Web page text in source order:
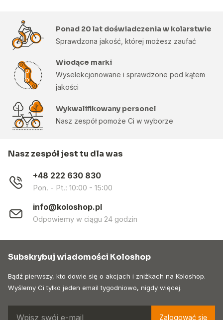
Ponad 20 lat doświadczenia w kolarstwie
Sprawdzona jakość, której możesz zaufać
Wiodące marki
Wyselekcjonowane i sprawdzone pod kątem
jakości
Wykwalifikowany personel
Nasz zespół pomoże Ci w wyborze
Nasz zespół jest tu dla was
+48 222 630 830
Pon. - Pt.: 10:00 - 15:00
info@koloshop.pl
Odpowiemy w ciągu 24 godzin
Subskrybuj wiadomości Koloshop
Bądź pierwszy, kto dowie się o akcjach i zniżkach na Koloshop.
Wyślemy Ci tylko jeden email tygodniowo, nigdy więcej.
Zalogować się